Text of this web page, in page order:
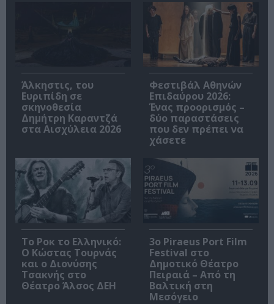
Άλκηστις, του
Ευριπίδη σε
σκηνοθεσία
Δημήτρη Καραντζά
στα Αισχύλεια 2026
Φεστιβάλ Αθηνών
Επιδαύρου 2026:
Ένας προορισμός –
δύο παραστάσεις
που δεν πρέπει να
χάσετε
Το Ροκ το Ελληνικό:
Ο Κώστας Τουρνάς
και ο Διονύσης
Τσακνής στο
Θέατρο Άλσος ΔΕΗ
3o Piraeus Port Film
Festival στο
Δημοτικό Θέατρο
Πειραιά – Από τη
Βαλτική στη
Μεσόγειο